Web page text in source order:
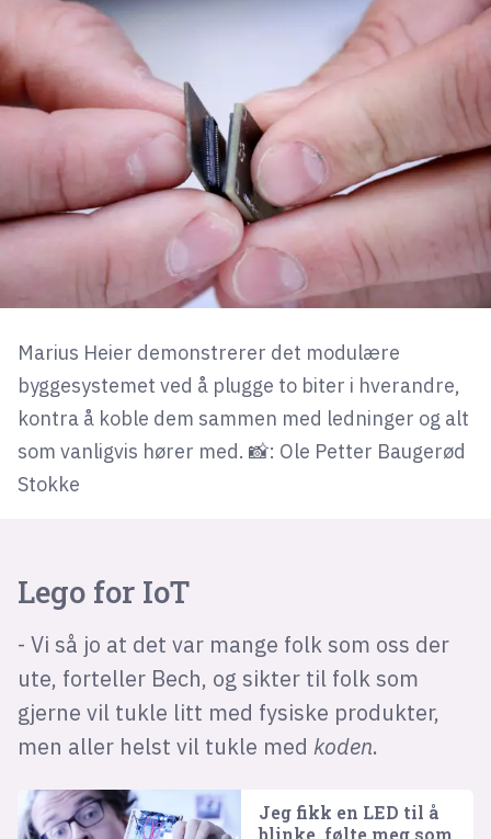
Marius Heier demonstrerer det modulære
byggesystemet ved å plugge to biter i hverandre,
kontra å koble dem sammen med ledninger og alt
som vanligvis hører med. 📸: Ole Petter Baugerød
Stokke
Lego for IoT
- Vi så jo at det var mange folk som oss der
ute, forteller Bech, og sikter til folk som
gjerne vil tukle litt med fysiske produkter,
men aller helst vil tukle med koden.
Jeg fikk en LED til å
blinke, følte meg som